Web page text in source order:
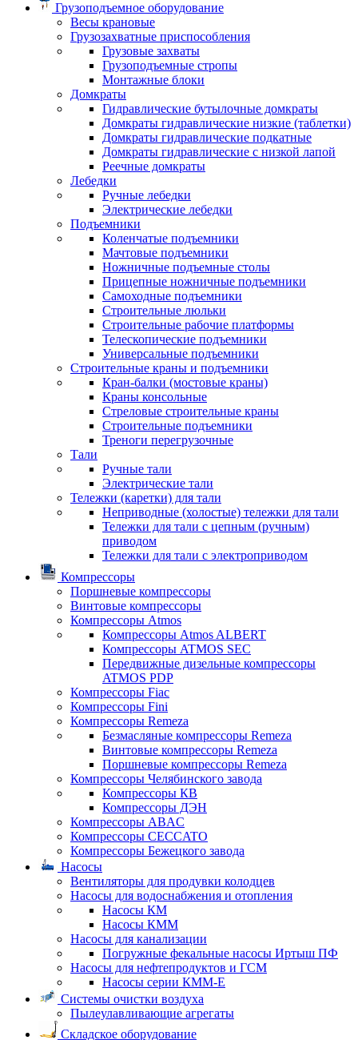
Грузоподъемное оборудование
Весы крановые
Грузозахватные приспособления
Грузовые захваты
Грузоподъемные стропы
Монтажные блоки
Домкраты
Гидравлические бутылочные домкраты
Домкраты гидравлические низкие (таблетки)
Домкраты гидравлические подкатные
Домкраты гидравлические с низкой лапой
Реечные домкраты
Лебедки
Ручные лебедки
Электрические лебедки
Подъемники
Коленчатые подъемники
Мачтовые подъемники
Ножничные подъемные столы
Прицепные ножничные подъемники
Самоходные подъемники
Строительные люльки
Строительные рабочие платформы
Телескопические подъемники
Универсальные подъемники
Строительные краны и подъемники
Кран-балки (мостовые краны)
Краны консольные
Стреловые строительные краны
Строительные подъемники
Треноги перегрузочные
Тали
Ручные тали
Электрические тали
Тележки (каретки) для тали
Неприводные (холостые) тележки для тали
Тележки для тали с цепным (ручным)
приводом
Тележки для тали с электроприводом
Компрессоры
Поршневые компрессоры
Винтовые компрессоры
Компрессоры Atmos
Компрессоры Atmos ALBERT
Компрессоры ATMOS SEC
Передвижные дизельные компрессоры
ATMOS PDP
Компрессоры Fiac
Компрессоры Fini
Компрессоры Remeza
Безмасляные компрессоры Remeza
Винтовые компрессоры Remeza
Поршневые компрессоры Remeza
Компрессоры Челябинского завода
Компрессоры КВ
Компрессоры ДЭН
Компрессоры ABAC
Компрессоры CECCATO
Компрессоры Бежецкого завода
Насосы
Вентиляторы для продувки колодцев
Насосы для водоснабжения и отопления
Насосы КМ
Насосы КММ
Насосы для канализации
Погружные фекальные насосы Иртыш ПФ
Насосы для нефтепродуктов и ГСМ
Насосы серии КММ-Е
Системы очистки воздуха
Пылеулавливающие агрегаты
Складское оборудование